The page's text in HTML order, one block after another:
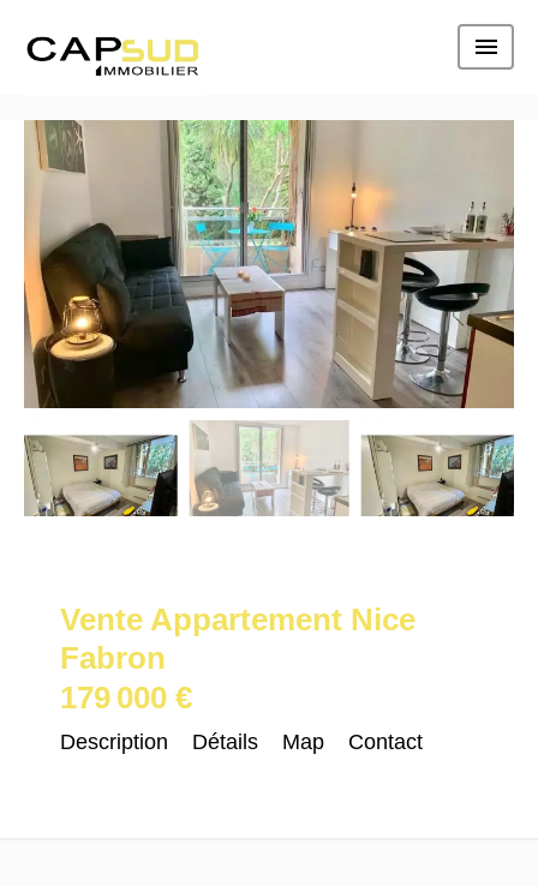
Vente Appartement Nice
Fabron
179 000 €
Description Détails Map Contact